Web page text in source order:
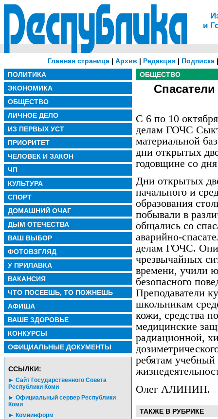
и
Главная страница | Архив | Редакция | Подписка
ПОЛИТИКА
ЭКОНОМИКА
ОБЩЕСТВО
ЛИЧНОЕ ДЕЛО
ИЗ ПЕРВЫХ УСТ
ПРИОРИТЕТ
ЧЕЛОВЕК И ЗАКОН
ЧП
КУЛЬТУРА
СПОРТ
ДОМАШНИЙ ОЧАГ
ДЫМ ОТЕЧЕСТВА
ВАШ ВЫБОР
ФОТОВЗГЛЯД
У ПРИЛАВКА
ВАКАНСИЯ
ЧТО ПОСЕЕШЬ, ТО ПОЖНЕШЬ
АФИША
ВАШЕ ЗДОРОВЬЕ
КОНКУРСЫ
ОФИЦИАЛЬНЫЕ ДОКУМЕНТЫ
CСЫЛКИ:
Сайт Государственного Совета
Республики Коми
Официальный сервер Республики
Коми
Комиинформ
ОБЩЕСТВО
С 6 по 10
делам ГОЧС
материальной
дни открытых
годовщине со
Дни открытых
начального и
образования
побывали в
общались со
аварийно-
делам ГОЧС. Они
чрезвычайных
времени, учили
безопасного
Преподаватели
школьникам
кожи, средства
медицинские
радиационной,
ребятам
Олег АЛИНИН.
ТАКЖЕ В РУБРИКЕ